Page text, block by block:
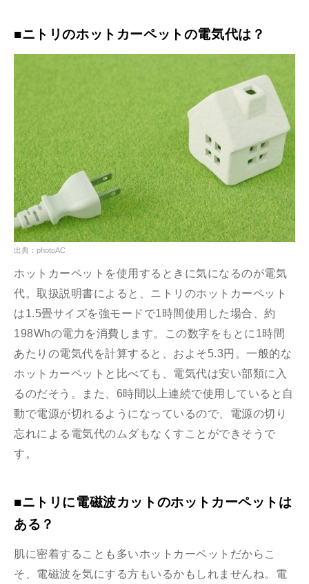
■ニトリのホットカーペットの電気代は？
出典：photoAC
ホットカーペットを使用するときに気になるのが電気
代。取扱説明書によると、ニトリのホットカーペット
は1.5畳サイズを強モードで1時間使用した場合、約
198Whの電力を消費します。この数字をもとに1時間
あたりの電気代を計算すると、およそ5.3円。一般的な
ホットカーペットと比べても、電気代は安い部類に入
るのだそう。また、6時間以上連続で使用していると自
動で電源が切れるようになっているので、電源の切り
忘れによる電気代のムダもなくすことができそうで
す。
■ニトリに電磁波カットのホットカーペットは
ある？
肌に密着することも多いホットカーペットだからこ
そ、電磁波を気にする方もいるかもしれませんね。電